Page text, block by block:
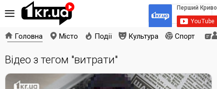
Головна Місто Події Культура Спорт
Відео з тегом "витрати"